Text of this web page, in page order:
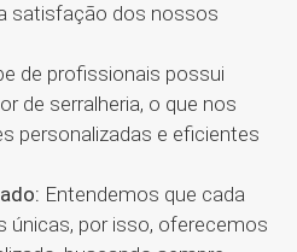
satisfação dos nossos
de profissionais possui
de serralheria, o que nos
personalizadas e eficientes
Entendemos que cada
únicas, por isso, oferecemos